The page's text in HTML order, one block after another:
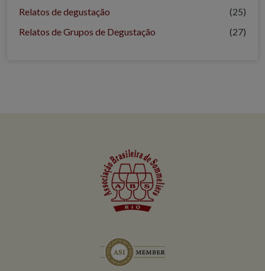
Relatos de degustação
(25)
Relatos de Grupos de Degustação
(27)